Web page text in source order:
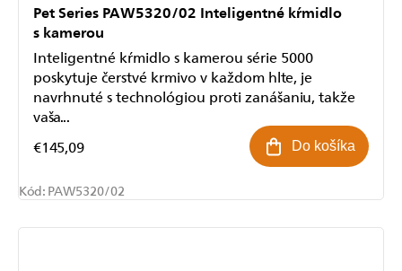
Pet Series PAW5320/02 Inteligentné kŕmidlo
s kamerou
€145,09 Do košíka
Inteligentné kŕmidlo s kamerou série 5000
poskytuje čerstvé krmivo v každom hlte, je
navrhnuté s technológiou proti zanášaniu, takže
vaša...
Kód: PAW5320/02